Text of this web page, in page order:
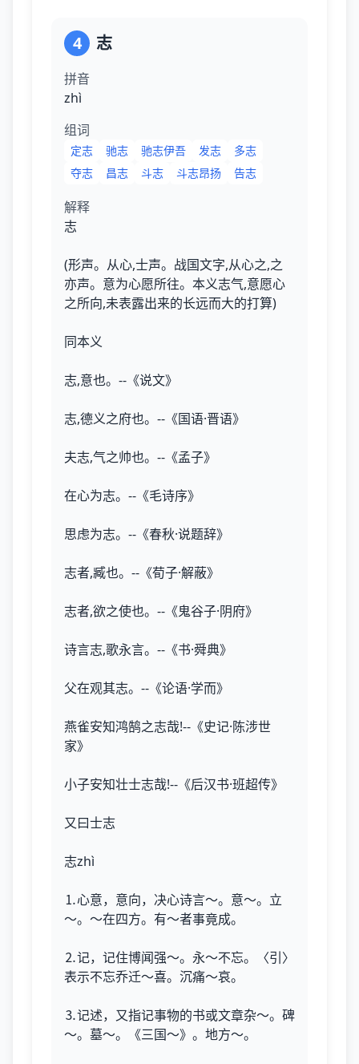
4 志
拼音
zhì
组词
定志 驰志 驰志伊吾 发志
多志
夺志
昌志 斗志 斗志昂扬 告志
解释
志
(形声。从心,士声。战国文字,从心之,之
亦声。意为心愿所往。本义志气,意愿心
之所向,未表露出来的长远而大的打算)
同本义
志,意也。--《说文》
志,德义之府也。--《国语·晋语》
夫志,气之帅也。--《孟子》
在心为志。--《毛诗序》
思虑为志。--《春秋·说题辞》
志者,臧也。--《荀子·解蔽》
志者,欲之使也。--《鬼谷子·阴府》
诗言志,歌永言。--《书·舜典》
父在观其志。--《论语·学而》
燕雀安知鸿鹄之志哉!--《史记·陈涉世
家》
小子安知壮士志哉!--《后汉书·班超传》
又曰士志
志zhì
⒈心意，意向，决心诗言～。意～。立
～。～在四方。有～者事竟成。
⒉记，记住博闻强～。永～不忘。〈引〉
表示不忘乔迁～喜。沉痛～哀。
⒊记述，又指记事物的书或文章杂～。碑
～。墓～。《三国～》。地方～。